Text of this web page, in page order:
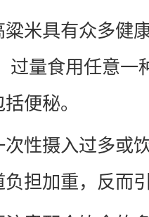
粱米具有众多健
过量食用任意一
便秘。
次性摄入过多或
担加重，反而